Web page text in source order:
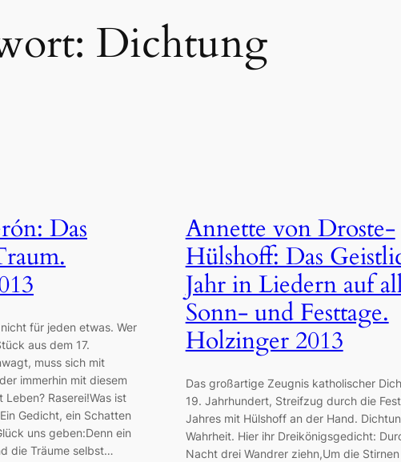
Dichtung
Das
für jeden etwas. Wer
aus dem 17.
muss sich mit
immerhin mit diesem
Raserei!Was ist
Gedicht, ein Schatten
uns geben:Denn ein
die Träume selbst…
Annette von Droste-
Hülshoff: Das
Jahr in Liedern auf
Sonn- und Festtage.
Holzinger 2013
Das großartige Zeugnis katholischer
19. Jahrhundert, Streifzug durch die
Jahres mit Hülshoff an der Hand.
Wahrheit. Hier ihr Dreikönigsgedicht:
Nacht drei Wandrer ziehn,Um die Stirnen